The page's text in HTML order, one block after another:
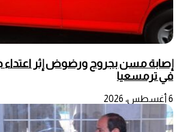
إصابة مسن بجروح ورضوض إثر اعتداء
في ترمسعيا
6 أغسطس، 2026